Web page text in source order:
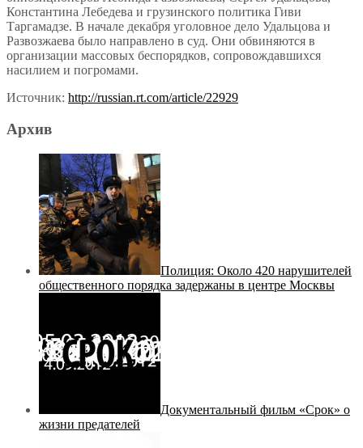
Константина Лебедева и грузинского политика Гиви
Таргамадзе. В начале декабря уголовное дело Удальцова и
Развозжаева было направлено в суд. Они обвиняются в
организации массовых беспорядков, сопровождавшихся
насилием и погромами.
Источник: http://russian.rt.com/article/22929
Архив
Полиция: Около 420 нарушителей
общественного порядка задержаны в центре Москвы
Документальный фильм «Срок» о
жизни предателей